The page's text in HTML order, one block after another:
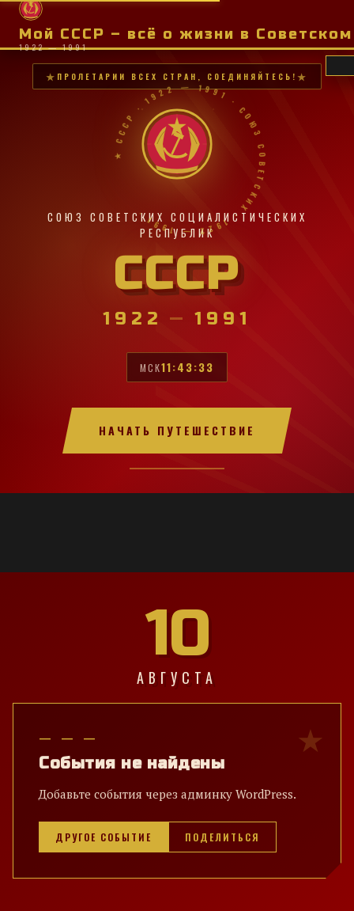
Мой СССР – всё о жизни в
1922 — 1991
ПРОЛЕТАРИИ ВСЕХ СТРАН, СОЕДИНЯЙТЕСЬ!
★ СССР · 1922 — 1991 · СОЮЗ СОВЕТСКИХ · 1922 — 1991 ·
СОЮЗ СОВЕТСКИХ СОЦИАЛИСТИЧЕСКИХ
РЕСПУБЛИК
СССР
1922 — 1991
МСК11:43:34
НАЧАТЬ ПУТЕШЕСТВИЕ
10
АВГУСТА
— — —
События не найдены
Добавьте события через админку WordPress.
ДРУГОЕ СОБЫТИЕ ПОДЕЛИТЬСЯ